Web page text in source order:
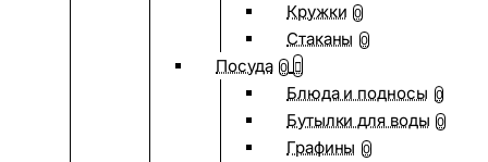
Кружки 0
Стаканы 0
Посуда 0
Блюда и подносы 0
Бутылки для воды 0
Графины 0